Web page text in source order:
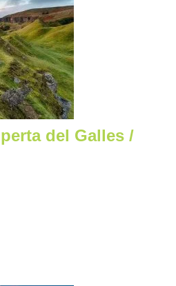
del Galles /